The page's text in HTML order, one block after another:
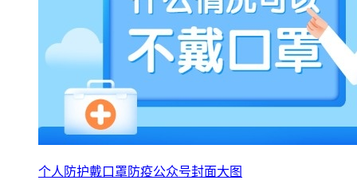
个人防护戴口罩防疫公众号封面大图